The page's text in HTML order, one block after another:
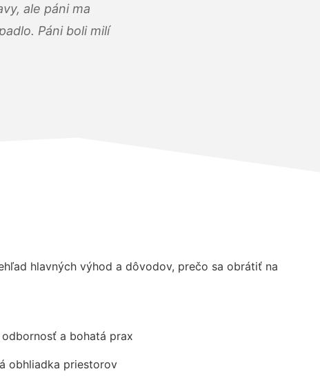
ale páni ma
Páni boli milí
hlavných výhod a dôvodov, prečo sa obrátiť na
a bohatá prax
obhliadka priestorov